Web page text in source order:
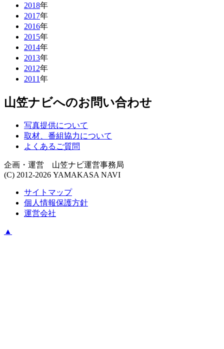
2018年
2017年
2016年
2015年
2014年
2013年
2012年
2011年
山笠ナビへのお問い合わせ
写真提供について
取材、番組協力について
よくあるご質問
企画・運営 山笠ナビ運営事務局
(C) 2012-2026 YAMAKASA NAVI
サイトマップ
個人情報保護方針
運営会社
▲